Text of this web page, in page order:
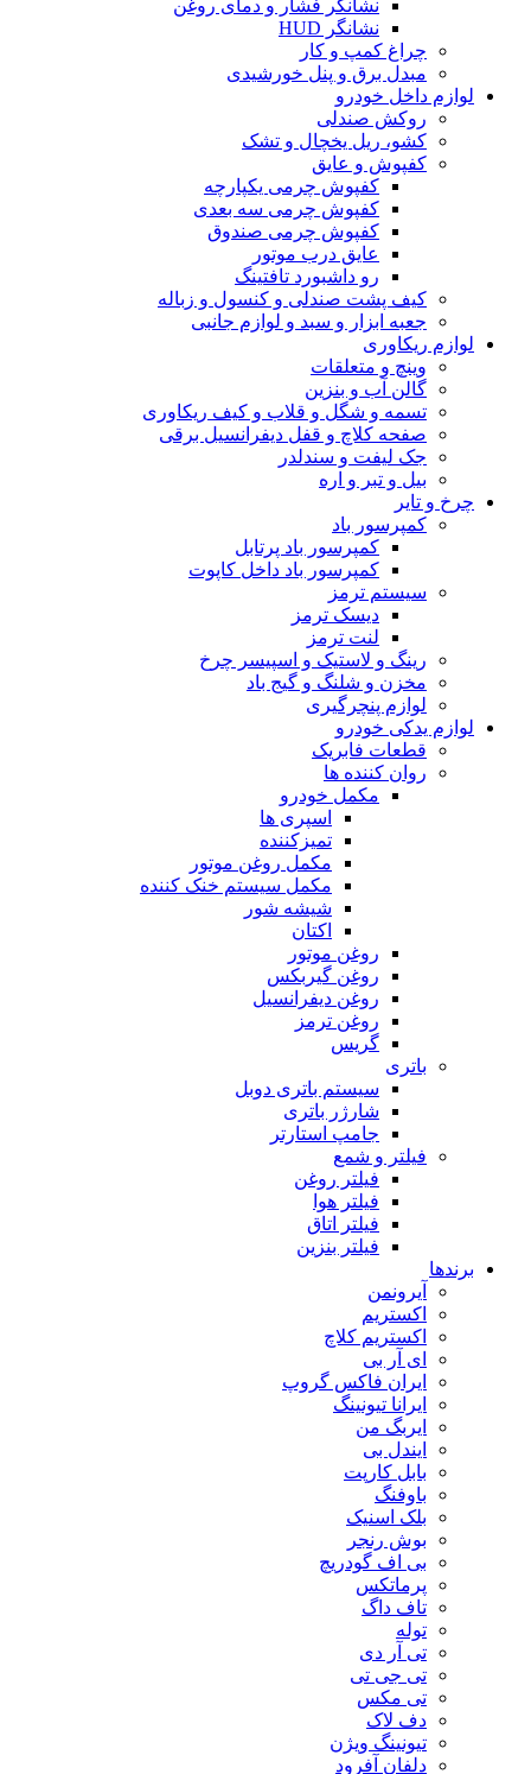
نشانگر فشار و دمای روغن
نشانگر HUD
چراغ کمپ و کار
مبدل برق و پنل خورشیدی
لوازم داخل خودرو
روکش صندلی
کشو، ریل یخچال و تشک
کفپوش و عایق
کفپوش چرمی یکپارچه
کفپوش چرمی سه بعدی
کفپوش چرمی صندوق
عایق درب موتور
رو داشبورد تافتینگ
کیف پشت صندلی و کنسول و زباله
جعبه ابزار و سبد و لوازم جانبی
لوازم ریکاوری
وینچ و متعلقات
گالن آب و بنزین
تسمه و شگل و قلاب و کیف ریکاوری
صفحه کلاچ و قفل دیفرانسیل برقی
جک لیفت و سندلدر
بیل و تبر و اره
چرخ و تایر
کمپرسور باد
کمپرسور باد پرتابل
کمپرسور باد داخل کاپوت
سیستم ترمز
دیسک ترمز
لنت ترمز
رینگ و لاستیک و اسپیسر چرخ
مخزن و شلنگ و گیج باد
لوازم پنچرگیری
لوازم یدکی خودرو
قطعات فابریک
روان کننده ها
مکمل خودرو
اسپری ها
تمیزکننده
مکمل روغن موتور
مکمل سیستم خنک کننده
شیشه شور
اکتان
روغن موتور
روغن گیربکس
روغن دیفرانسیل
روغن ترمز
گریس
باتری
سیستم باتری دوبل
شارژر باتری
جامپ استارتر
فیلتر و شمع
فیلتر روغن
فیلتر هوا
فیلتر اتاق
فیلتر بنزین
برندها
آیرونمن
اکستریم
اکستریم کلاچ
ای آر بی
ایران فاکس گروپ
ایرانا تیونینگ
ایربگ من
ایندل بی
بابل کارپت
باوفنگ
بلک اسنیک
بوش رنجر
بی اف گودریچ
پرماتکس
تاف داگ
توله
تی آر دی
تی جی تی
تی مکس
دف لاک
تیونینگ ویژن
دلفان آفرود